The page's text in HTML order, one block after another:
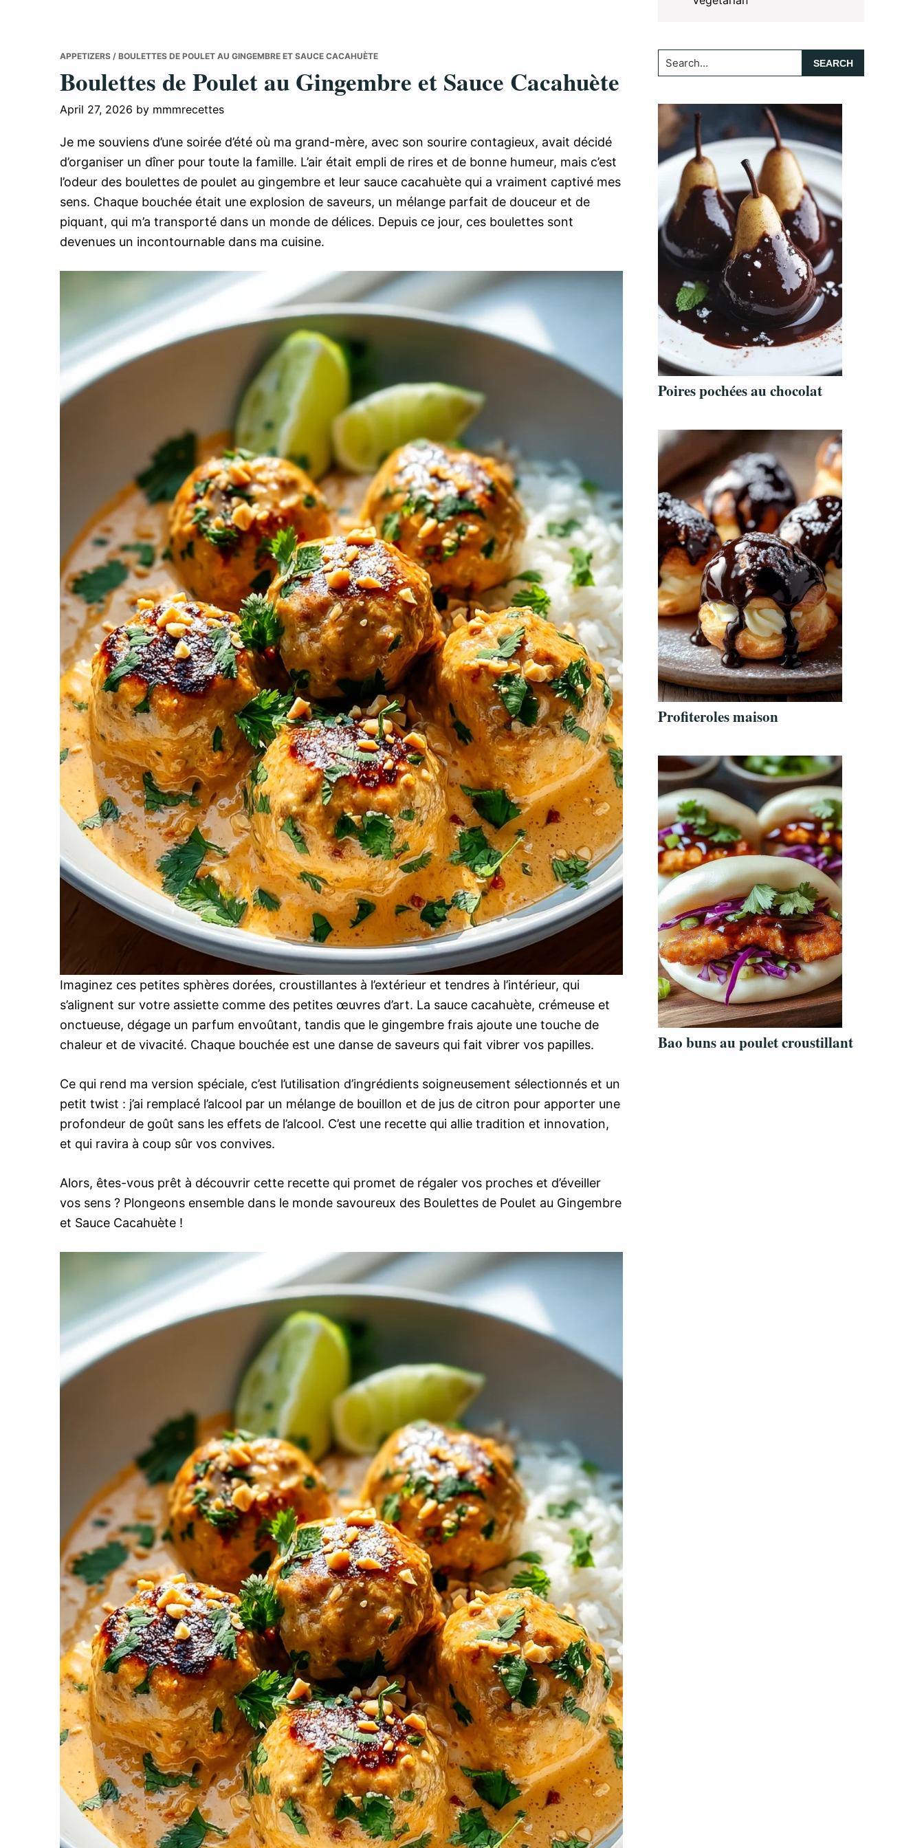
APPETIZERS / BOULETTES DE POULET AU GINGEMBRE ET SAUCE CACAHUÈTE
Boulettes de Poulet au Gingembre et Sauce Cacahuète
April 27, 2026 by mmmrecettes
Je me souviens d’une soirée d’été où ma grand-mère, avec son sourire contagieux, avait décidé
d’organiser un dîner pour toute la famille. L’air était empli de rires et de bonne humeur, mais c’est
l’odeur des boulettes de poulet au gingembre et leur sauce cacahuète qui a vraiment captivé mes
sens. Chaque bouchée était une explosion de saveurs, un mélange parfait de douceur et de
piquant, qui m’a transporté dans un monde de délices. Depuis ce jour, ces boulettes sont
devenues un incontournable dans ma cuisine.
Imaginez ces petites sphères dorées, croustillantes à l’extérieur et tendres à l’intérieur, qui
s’alignent sur votre assiette comme des petites œuvres d’art. La sauce cacahuète, crémeuse et
onctueuse, dégage un parfum envoûtant, tandis que le gingembre frais ajoute une touche de
chaleur et de vivacité. Chaque bouchée est une danse de saveurs qui fait vibrer vos papilles.
Ce qui rend ma version spéciale, c’est l’utilisation d’ingrédients soigneusement sélectionnés et un
petit twist : j’ai remplacé l’alcool par un mélange de bouillon et de jus de citron pour apporter une
profondeur de goût sans les effets de l’alcool. C’est une recette qui allie tradition et innovation,
et qui ravira à coup sûr vos convives.
Alors, êtes-vous prêt à découvrir cette recette qui promet de régaler vos proches et d’éveiller
vos sens ? Plongeons ensemble dans le monde savoureux des Boulettes de Poulet au Gingembre
et Sauce Cacahuète !
Search...
Poires pochées au chocolat
Profiteroles maison
Bao buns au poulet croustillant